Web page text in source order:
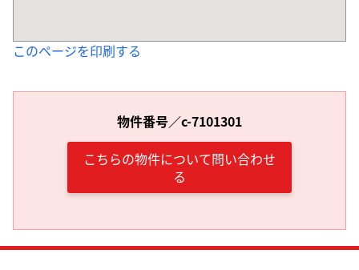
このページを印刷する
物件番号／c-7101301
こちらの物件について問い合わせ
る